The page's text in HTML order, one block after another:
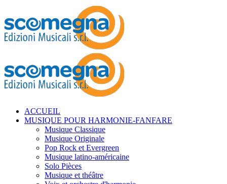
ACCUEIL
MUSIQUE POUR HARMONIE-FANFARE
Musique Classique
Musique Originale
Pop Rock et Evergreen
Musique latino-américaine
Solo Pièces
Musique et théâtre